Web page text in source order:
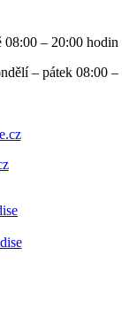
08:00 – 20:00 hodin
– pátek 08:00 –